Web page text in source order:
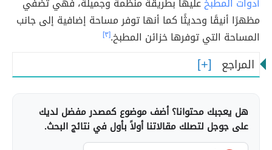
مظهرًا أنيقًا وحديثًا كما أنها توفر مساحة إضافية إلى جانب
المساحة التي توفرها خزائن المطبخ.[٣]
المراجع
هل يعجبك محتوانا؟ أضف موضوع كمصدر مفضل لديك
على جوجل لتصلك مقالاتنا أولاً بأول في نتائج البحث.